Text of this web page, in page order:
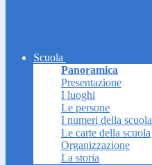
Scuola
Panoramica
Presentazione
I luoghi
Le persone
I numeri della scuola
Le carte della scuola
Organizzazione
La storia